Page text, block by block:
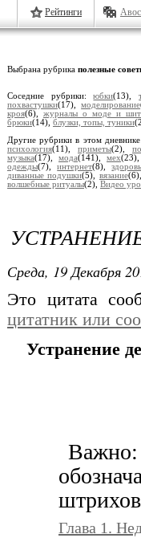
Рейтинги
Выбрана рубрика полезные
Соседние рубрики:юбки(13),
похвастушки(17),моделирование
кроя(6), журналы о моде и
брюки(14), блузки, топы, туники
Другие рубрики в этом
психология(11), приметы(2),
музыка(17), мода(141), мех
одежды(7),интернет(8),
диванные подушки(5), вязание
волшебные ритуалы(2), Видео
Среда, 19 Декабря
Это цитата
цитатник или
Устранение
Глава 1.